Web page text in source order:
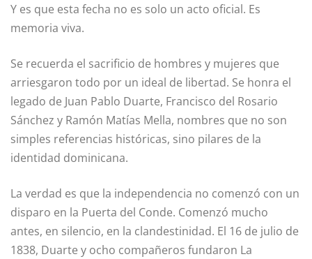
Y es que esta fecha no es solo un acto oficial. Es
memoria viva.
Se recuerda el sacrificio de hombres y mujeres que
arriesgaron todo por un ideal de libertad. Se honra el
legado de Juan Pablo Duarte, Francisco del Rosario
Sánchez y Ramón Matías Mella, nombres que no son
simples referencias históricas, sino pilares de la
identidad dominicana.
La verdad es que la independencia no comenzó con un
disparo en la Puerta del Conde. Comenzó mucho
antes, en silencio, en la clandestinidad. El 16 de julio de
1838, Duarte y ocho compañeros fundaron La